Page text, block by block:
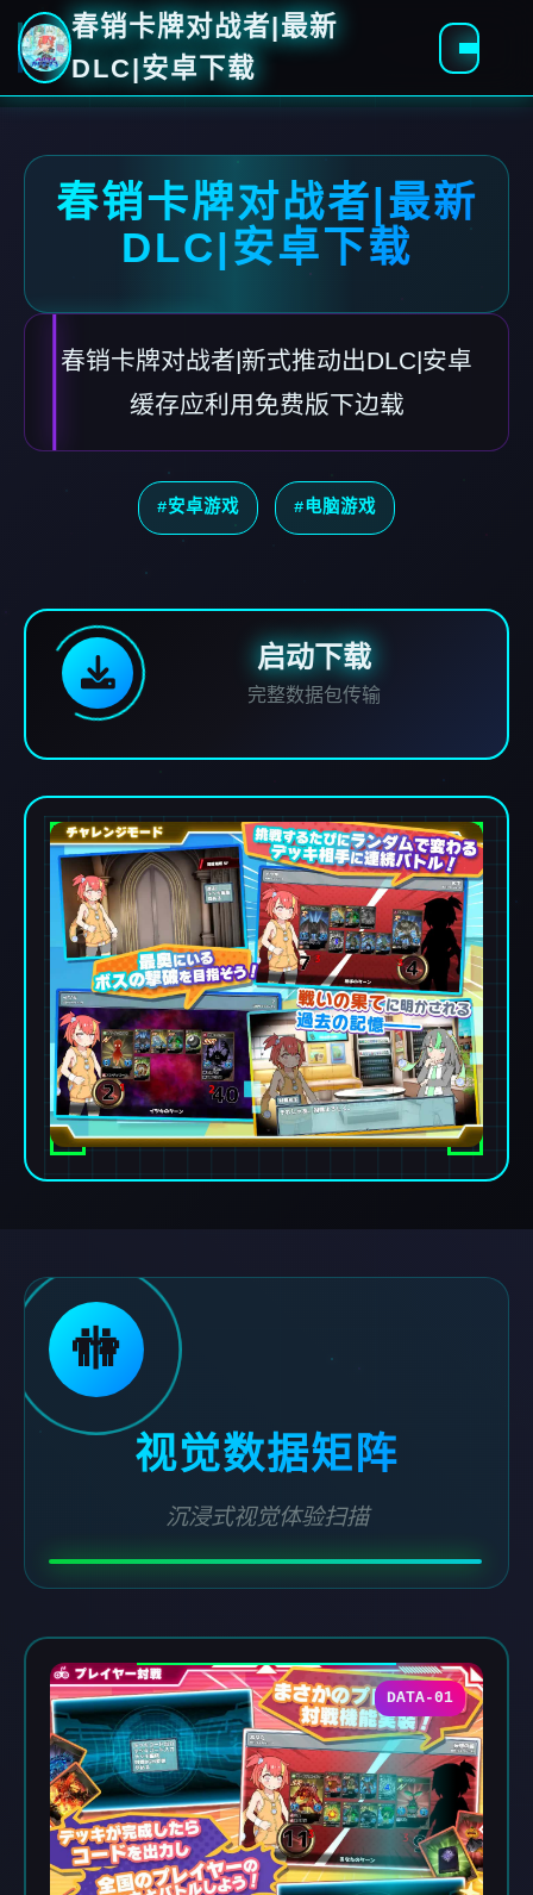
春销卡牌对战者|最新
DLC|安卓下载
春销卡牌对战者|最新
DLC|安卓下载
春销卡牌对战者|新式推动出DLC|安卓
缓存应利用免费版下边载
#安卓游戏 #电脑游戏
启动下载
完整数据包传输
🚻
视觉数据矩阵
沉浸式视觉体验扫描
DATA-01